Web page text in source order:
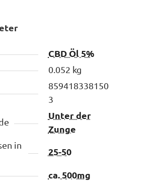
CBD Öl 5%
0.052 kg
859418338150
3
Unter der
Zunge
in
25-50
ca. 500mg